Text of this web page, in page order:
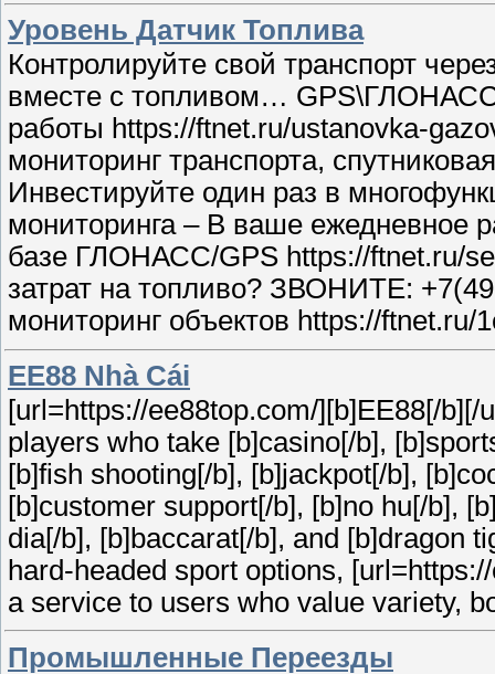
Уровень Датчик Топлива
Контролируйте свой транспорт
вместе с топливом… GPS\ГЛОНАСС
работы https://ftnet.ru/ustanovka-
мониторинг транспорта,
Инвестируйте один раз в
мониторинга – В ваше ежедневное
базе ГЛОНАСС/GPS https://ftnet.ru/
затрат на топливо? ЗВОНИТЕ:
мониторинг объектов https://ftnet.ru/
EE88 Nhà Cái
[url=https://ee88top.com/][b]EE88[/
players who take [b]casino[/b],
[b]fish shooting[/b], [b]jackpot[/b],
[b]customer support[/b], [b]no hu[/b],
dia[/b], [b]baccarat[/b], and [b]dragon
hard-headed sport options,
a service to users who value variety,
Промышленные Переезды